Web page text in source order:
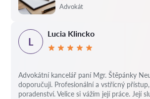
Hodnocení:
Advokát
L
Lucia Klincko
Advokátní kancelář paní Mgr. Štěpánky
doporučuji. Profesionální a vstřícný
poradenství. Velice si vážím její práce. Její